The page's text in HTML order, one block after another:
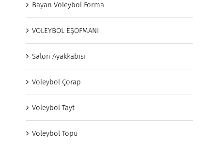
Bayan Voleybol Forma
VOLEYBOL EŞOFMANI
Salon Ayakkabısı
Voleybol Çorap
Voleybol Tayt
Voleybol Topu